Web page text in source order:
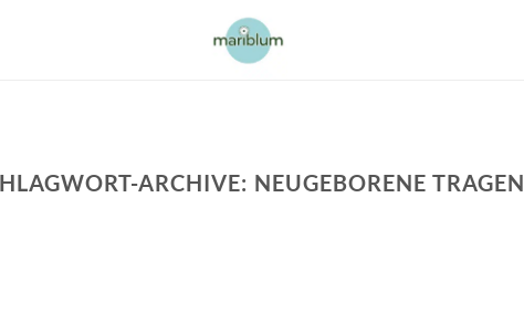
ARCHIVE: NEUGEBORENE TRAGEN